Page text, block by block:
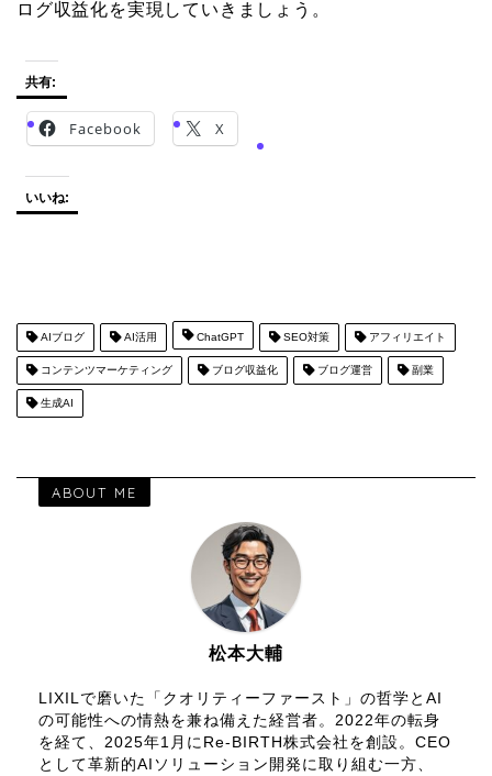
ログ収益化を実現していきましょう。
共有:
Facebook X
いいね:
AIブログ AI活用 ChatGPT SEO対策 アフィリエイト
コンテンツマーケティング ブログ収益化 ブログ運営 副業
生成AI
ABOUT ME
松本大輔
LIXILで磨いた「クオリティーファースト」の哲学とAI
の可能性への情熱を兼ね備えた経営者。2022年の転身
を経て、2025年1月にRe-BIRTH株式会社を創設。CEO
として革新的AIソリューション開発に取り組む一方、